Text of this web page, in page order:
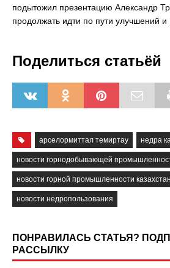
подытожил презентацию Александр
продолжать идти по пути улучшений и
Поделиться статьёй
арселормиттал темиртау недра
новости горнодобывающей
новости горной промышленности
новости недропользования
ПОНРАВИЛАСЬ СТАТЬЯ?
РАССЫЛКУ